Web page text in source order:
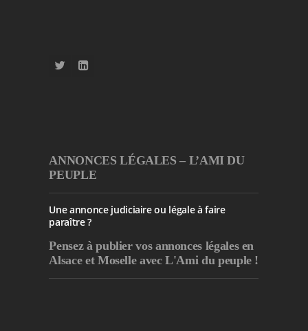
ANNONCES LÉGALES – L’AMI DU
PEUPLE
Une annonce judiciaire ou légale à faire
paraître ?
Pensez à publiervos annonces légales en
Alsace et Moselle avec L'Ami du peuple !